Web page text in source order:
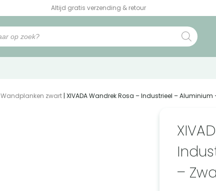
Altijd gratis verzending & retour
Wandplanken zwart | XIVADA Wandrek Rosa – Industrieel –
–